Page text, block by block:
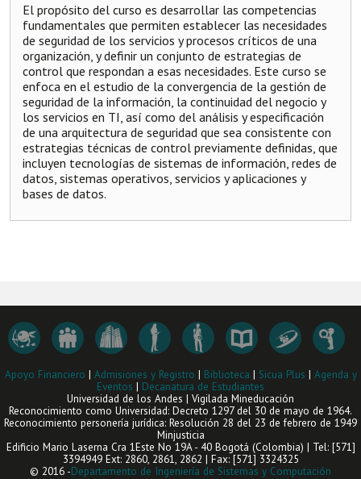
El propósito del curso es desarrollar las competencias
fundamentales que permiten establecer las necesidades
de seguridad de los servicios y procesos críticos de una
organización, y definir un conjunto de estrategias de
control que respondan a esas necesidades. Este curso se
enfoca en el estudio de la convergencia de la gestión de
seguridad de la información, la continuidad del negocio y
los servicios en TI, así como del análisis y especificación
de una arquitectura de seguridad que sea consistente con
estrategias técnicas de control previamente definidas, que
incluyen tecnologías de sistemas de información, redes de
datos, sistemas operativos, servicios y aplicaciones y
bases de datos.
Apoyo Financiero | Admisiones y Registro | Biblioteca | Sicua Plus | Agenda y
Eventos | Decanatura de Estudiantes
Universidad de los Andes | Vigilada Mineducación
Reconocimiento como Universidad: Decreto 1297 del 30 de mayo de 1964.
Reconocimiento personería jurídica: Resolución 28 del 23 de febrero de 1949
Minjusticia
Edificio Mario Laserna Cra 1Este No 19A - 40 Bogotá (Colombia) | Tel: [571]
3394949 Ext: 2860, 2861, 2862 | Fax: [571] 3324325
© 2016 -Departamento de Ingeniería de Sistemas y Computación